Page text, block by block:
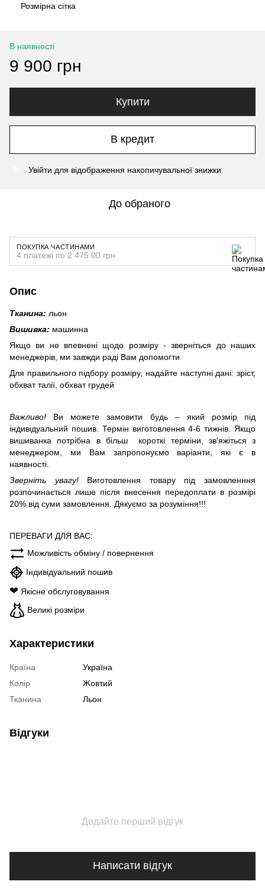
Розмірна сітка
В наявності
9 900 грн
Купити
В кредит
Увійти для відображення накопичувальної знижки
До обраного
ПОКУПКА ЧАСТИНАМИ
4 платежі по 2 475.00 грн
Опис
Тканина: льон
Вишивка: машинна
Якщо ви не впевнені щодо розміру - зверніться до наших
менеджерів, ми завжди раді Вам допомогти
Для правильного підбору розміру, надайте наступні дані: зріст,
обхват талії, обхват грудей
Важливо! Ви можете замовити будь – який розмір під
індивідуальний пошив. Термін виготовлення 4-6 тижнів. Якщо
вишиванка потрібна в більш короткі терміни, зв'яжіться з
менеджером, ми Вам запропонуємо варіанти, які є в
наявності.
Зверніть увагу! Виготовлення товару під замовленння
розпочинається лише після внесення передоплати в розмірі
20% від суми замовлення. Дякуємо за розуміння!!!
ПЕРЕВАГИ ДЛЯ ВАС:
Можливість обміну / повернення
Індивідуальний пошив
❤ Якісне обслуговування
Великі розміри
Характеристики
Країна
Україна
Колір
Жовтий
Тканина
Льон
Відгуки
Додайте перший відгук
Написати відгук